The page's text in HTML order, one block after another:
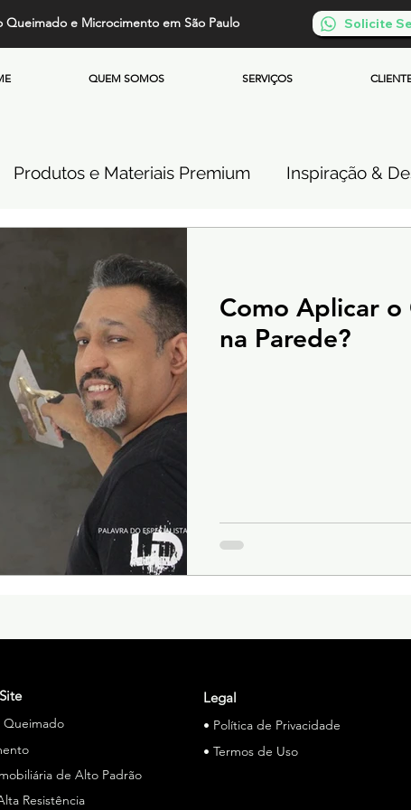
Queimado e Microcimento em São Paulo Solicite
QUEM SOMOS SERVIÇOS
Produtos e Materiais Premium Inspiração &
Microcimento Queimado
Queimado Soluções Especiais
Como Aplicar
na Parede?
Queimado
de Alto Padrão
Resistência
Legal
• Política de Privacidade
• Termos de Uso